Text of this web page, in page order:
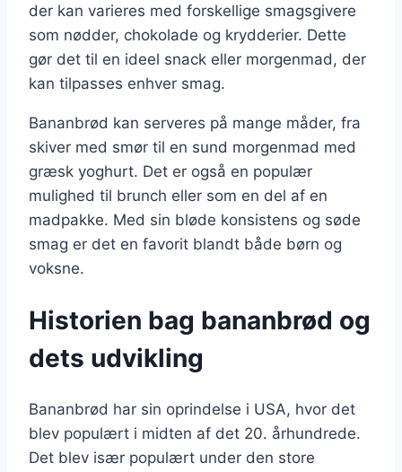
der kan varieres med forskellige smagsgivere
som nødder, chokolade og krydderier. Dette
gør det til en ideel snack eller morgenmad, der
kan tilpasses enhver smag.
Bananbrød kan serveres på mange måder, fra
skiver med smør til en sund morgenmad med
græsk yoghurt. Det er også en populær
mulighed til brunch eller som en del af en
madpakke. Med sin bløde konsistens og søde
smag er det en favorit blandt både børn og
voksne.
Historien bag bananbrød og
dets udvikling
Bananbrød har sin oprindelse i USA, hvor det
blev populært i midten af det 20. århundrede.
Det blev især populært under den store